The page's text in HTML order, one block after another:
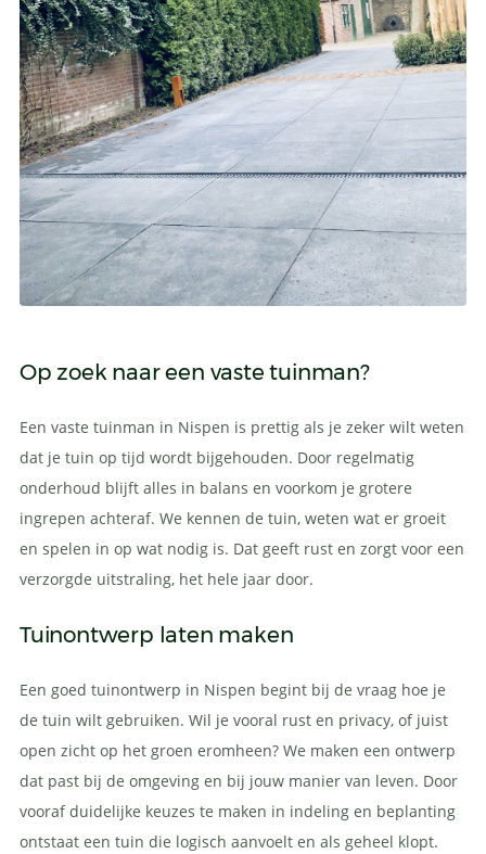
Op zoek naar een vaste tuinman?
Een vaste tuinman in Nispen is prettig als je zeker wilt weten
dat je tuin op tijd wordt bijgehouden. Door regelmatig
onderhoud blijft alles in balans en voorkom je grotere
ingrepen achteraf. We kennen de tuin, weten wat er groeit
en spelen in op wat nodig is. Dat geeft rust en zorgt voor een
verzorgde uitstraling, het hele jaar door.
Tuinontwerp laten maken
Een goed tuinontwerp in Nispen begint bij de vraag hoe je
de tuin wilt gebruiken. Wil je vooral rust en privacy, of juist
open zicht op het groen eromheen? We maken een ontwerp
dat past bij de omgeving en bij jouw manier van leven. Door
vooraf duidelijke keuzes te maken in indeling en beplanting
ontstaat een tuin die logisch aanvoelt en als geheel klopt.